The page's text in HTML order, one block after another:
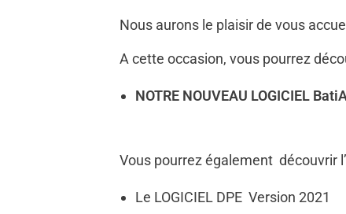
Nous aurons le plaisir de vous
A cette occasion, vous pourrez
NOTRE NOUVEAU LOGICIEL
Vous pourrez également découvrir
Le LOGICIEL DPE Version 2021